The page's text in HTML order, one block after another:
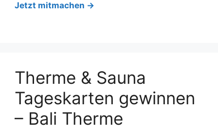
Jetzt mitmachen →
Therme & Sauna
Tageskarten gewinnen
– Bali Therme